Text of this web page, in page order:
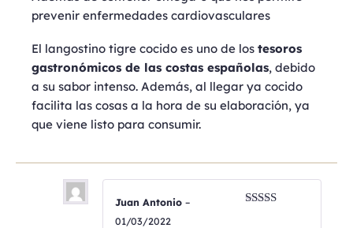
prevenir enfermedades cardiovasculares
El langostino tigre cocido es uno de los tesoros
gastronómicos de las costas españolas, debido
a su sabor intenso. Además, al llegar ya cocido
facilita las cosas a la hora de su elaboración, ya
que viene listo para consumir.
Juan Antonio –
01/03/2022